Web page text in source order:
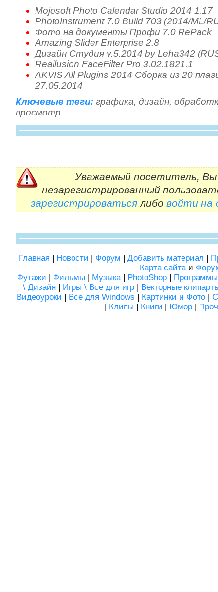
Mojosoft Photo Calendar Studio 2014 1.17
PhotoInstrument 7.0 Build 703 (2014/ML/
Фото на документы Профи 7.0 RePack
Amazing Slider Enterprise 2.8
Дизайн Студия v.5.2014 by Leha342
Reallusion FaceFilter Pro 3.02.1821.1
AKVIS All Plugins 2014 Сборка из 20
27.05.2014
Ключевые теги: графика, дизайн,
просмотр
Уважаемый посетитель, Вы
незарегистрированный
зарегистрироватьсялибо войти на
Главная | Новости | Форум | Добавить материал |
Карта сайтаи
Футажи | Фильмы | Музыка| PhotoShop | Программы
\ Дизайн | Игры \ Все для игр | Векторные
Видеоуроки | Все для Windows | Картинки и Фото|
| Клипы | Книги | Юмор |